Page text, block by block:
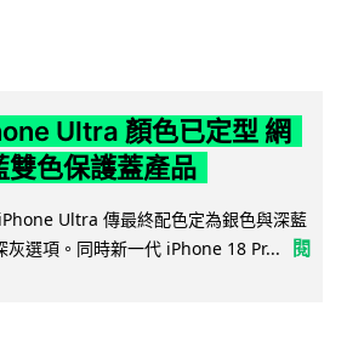
Ultra 顏色已定型 網
雙色保護蓋產品
Ultra 傳最終配色定為銀色與深藍
灰選項。同時新一代 iPhone 18 Pr...
閱